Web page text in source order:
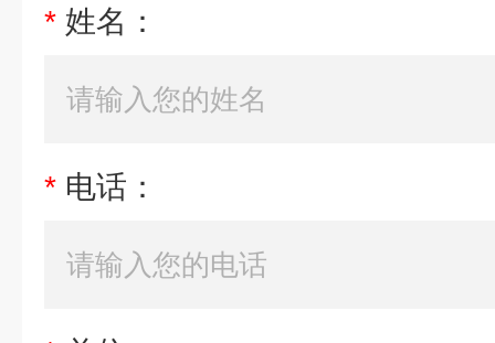
* 姓名：
* 电话：